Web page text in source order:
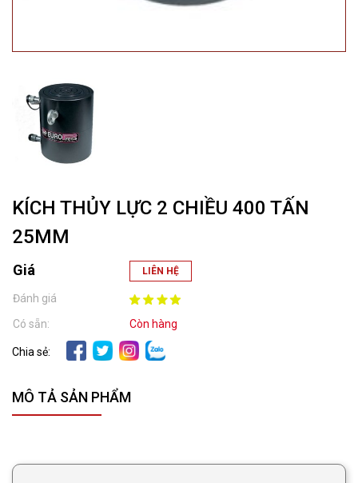
KÍCH THỦY LỰC 2 CHIỀU 400 TẤN
25MM
Giá LIÊN HỆ
Đánh giá
Có sẵn:
Còn hàng
Chia sẻ:
MÔ TẢ SẢN PHẨM